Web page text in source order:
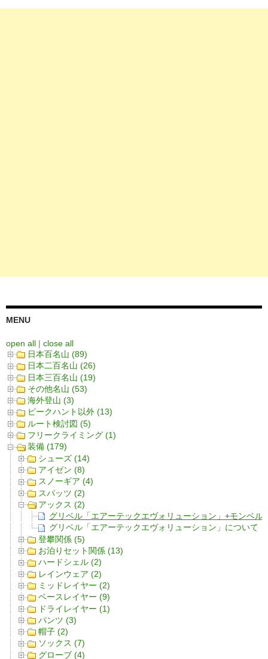
MENU
open all | close all
日本百名山 (89)
日本二百名山 (26)
日本三百名山 (19)
その他名山 (53)
海外登山 (3)
ピークハント以外 (13)
ルート検討図 (5)
フリークライミング (1)
装備 (179)
シューズ (14)
アイゼン (8)
スノーギア (4)
スパッツ (2)
アックス (2)
グリベル「エアーテックエヴォリューション」+モンベ
グリベル「エアーテックエヴォリューション」について
登攀関係 (5)
お泊りセット関係 (13)
ハードシェル (2)
レインウェア (2)
ミッドレイヤー (2)
ベースレイヤー (9)
ドライレイヤー (1)
パンツ (3)
帽子 (2)
ソックス (7)
グローブ (4)